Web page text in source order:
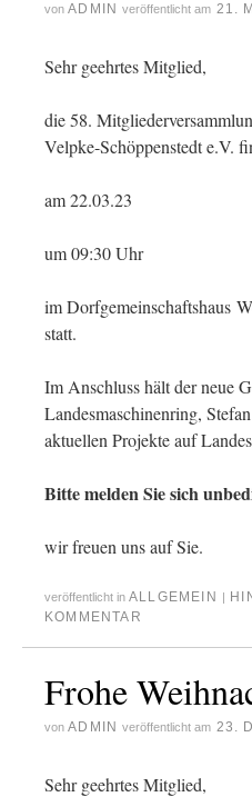
von ADMIN veröffentlicht am 21.
Sehr geehrtes Mitglied,
die 58.
Velpke-Schöppenstedt e.V.
am 22.03.23
um 09:30 Uhr
im Dorfgemeinschaftshaus
statt.
Im Anschluss hält der neue
Landesmaschinenring,
aktuellen Projekte auf
Bitte melden Sie sich
wir freuen uns auf Sie.
veröffentlicht in ALLGEMEIN |
KOMMENTAR
Frohe
von ADMIN veröffentlicht am 23.
Sehr geehrtes Mitglied,